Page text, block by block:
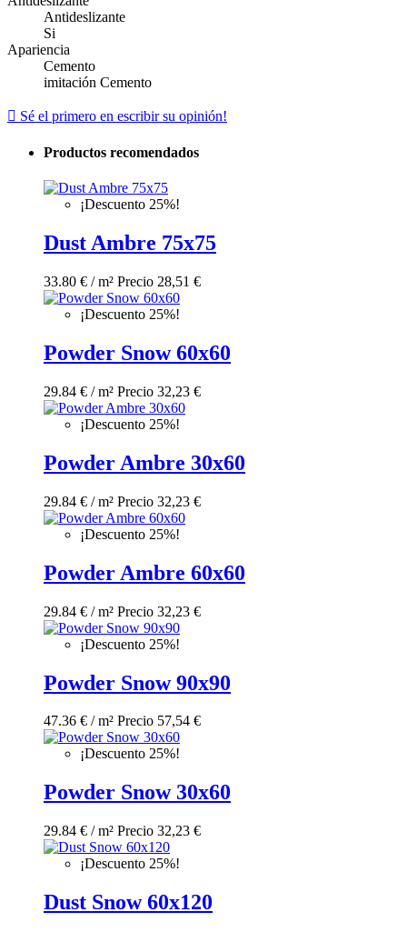
Antideslizante
Si
Apariencia
Cemento
imitación Cemento
 Sé el primero en escribir su opinión!
Productos recomendados
¡Descuento 25%!
Dust Ambre 75x75
33.80 € / m² Precio 28,51 €
¡Descuento 25%!
Powder Snow 60x60
29.84 € / m² Precio 32,23 €
¡Descuento 25%!
Powder Ambre 30x60
29.84 € / m² Precio 32,23 €
¡Descuento 25%!
Powder Ambre 60x60
29.84 € / m² Precio 32,23 €
¡Descuento 25%!
Powder Snow 90x90
47.36 € / m² Precio 57,54 €
¡Descuento 25%!
Powder Snow 30x60
29.84 € / m² Precio 32,23 €
¡Descuento 25%!
Dust Snow 60x120